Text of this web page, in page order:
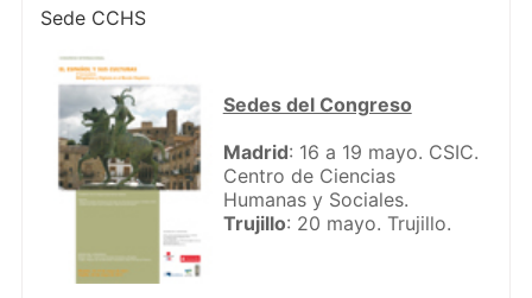
Sede CCHS
Sedes del Congreso
Madrid: 16 a 19 mayo. CSIC.
Centro de Ciencias
Humanas y Sociales.
Trujillo: 20 mayo. Trujillo.